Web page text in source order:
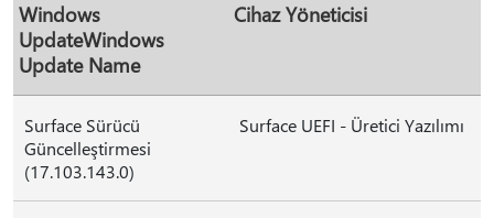
Windows
UpdateWindows
Update Name
Cihaz Yöneticisi
Surface Sürücü
Güncelleştirmesi
(17.103.143.0)
Surface UEFI - Üretici Yazılımı